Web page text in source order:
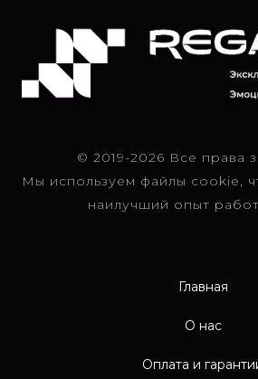
© 2019-2026 Все права
Мы используем файлы cookie,
наилучший опыт
Главная
О нас
Оплата и